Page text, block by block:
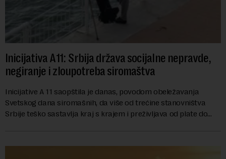
Inicijativa A11: Srbija država socijalne nepravde,
negiranje i zloupotreba siromaštva
Inicijative A 11 saopštila je danas, povodom obeležavanja
Svetskog dana siromašnih, da više od trećine stanovništva
Srbije teško sastavlja kraj s krajem i preživljava od plate do